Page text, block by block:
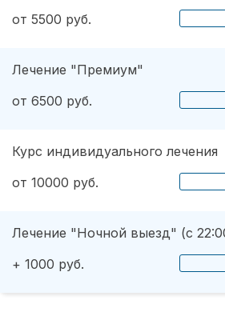
от 5500 руб.
Лечение "Премиум"
от 6500 руб.
Курс индивидуального лечения
от 10000 руб.
Лечение "Ночной выезд" (с
+ 1000 руб.